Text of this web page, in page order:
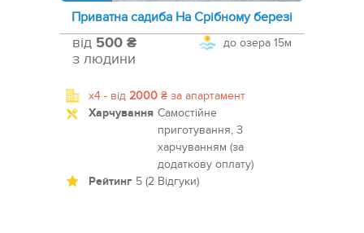
Приватна садиба На Срібному березі
до озера 15м
від 500 ₴
з людини
x4 - від 2000 ₴ за апартамент
Харчування Самостійне
приготування, З
харчуванням (за
додаткову оплату)
Рейтинг 5 (2 Відгуки)